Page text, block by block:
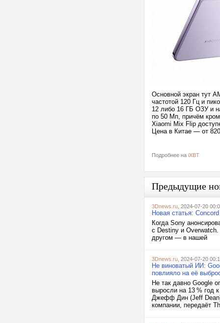
Основной экран тут
частотой 120 Гц и
12 либо 16 ГБ ОЗУ и
по 50 Мп, причём
Xiaomi Mix Flip
Цена в Китае — от
Подробнее на iXBT
Предыдущие
3Dnews.ru , 2024-07-20
Новая статья:
Когда Sony
с Destiny и
другом — в нашей
3Dnews.ru , 2024-07-20
Не виноватый ИИ:
повлияло на её
Не так давно Google
выросли на 13 % год
Джефф Дин (Jeff Dean)
компании, передаёт